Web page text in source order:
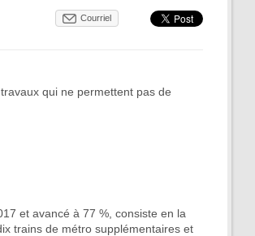
Courriel
qui ne permettent pas de
et avancé à 77 %, consiste en la
trains de métro supplémentaires et